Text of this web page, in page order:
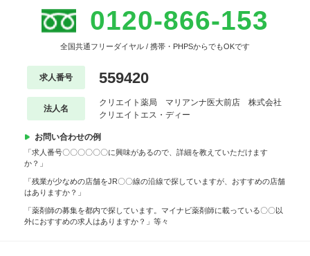
0120-866-153
全国共通フリーダイヤル / 携帯・PHPSからでもOKです
求人番号 559420
法人名
クリエイト薬局 マリアンナ医大前店 株式会社
クリエイトエス・ディー
お問い合わせの例
「求人番号〇〇〇〇〇〇に興味があるので、詳細を教えていただけます
か？」
「残業が少なめの店舗をJR〇〇線の沿線で探していますが、おすすめの店舗
はありますか？」
「薬剤師の募集を都内で探しています。マイナビ薬剤師に載っている〇〇以
外におすすめの求人はありますか？」等々